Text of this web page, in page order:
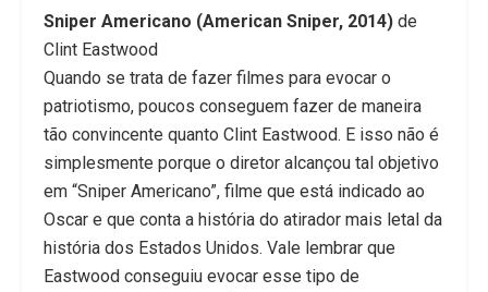
Sniper Americano (American Sniper, 2014) de
Clint Eastwood
Quando se trata de fazer filmes para evocar o
patriotismo, poucos conseguem fazer de maneira
tão convincente quanto Clint Eastwood. E isso não é
simplesmente porque o diretor alcançou tal objetivo
em “Sniper Americano”, filme que está indicado ao
Oscar e que conta a história do atirador mais letal da
história dos Estados Unidos. Vale lembrar que
Eastwood conseguiu evocar esse tipo de